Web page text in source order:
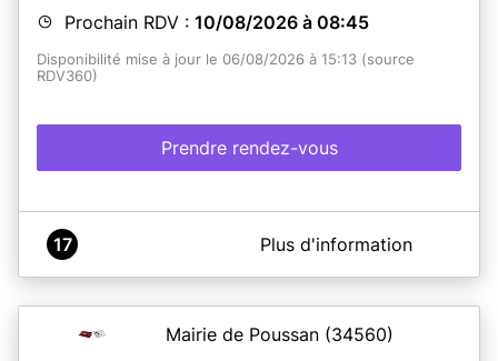
Prochain RDV : 10/08/2026 à 08:45
Disponibilité mise à jour le 06/08/2026 à 15:13 (source
RDV360)
Prendre rendez-vous
A propos de Mairie de POPIAN
En savoir plus
17 Plus d'information
Mairie de Poussan (34560)